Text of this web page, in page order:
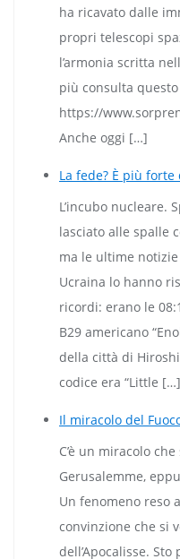
ha ricavato dalle
propri telescopi
l’armonia scritta
più consulta
https://
Anche oggi […]
La fede? È più forte
L’incubo nucleare.
lasciato alle spalle
ma le ultime
Ucraina lo hanno
ricordi: erano le
B29 americano
della città di
codice era “Little […]
Il miracolo del
C’è un miracolo
Gerusalemme,
Un fenomeno reso
convinzione che si
dell’Apocalisse.